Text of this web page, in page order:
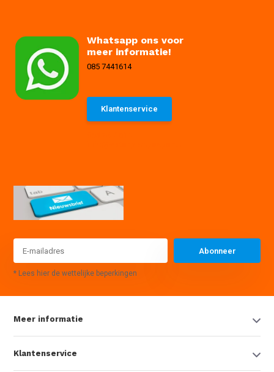
Whatsapp ons voor
meer informatie!
085 7441614
Klantenservice
Abonneer
* Lees hier de wettelijke beperkingen
Meer informatie
Klantenservice